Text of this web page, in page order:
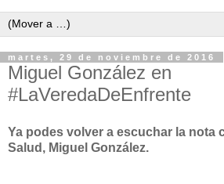
martes, 29 de noviembre de 2016
Miguel González en
#LaVeredaDeEnfrente
Ya podes volver a escuchar la nota
Salud, Miguel González.